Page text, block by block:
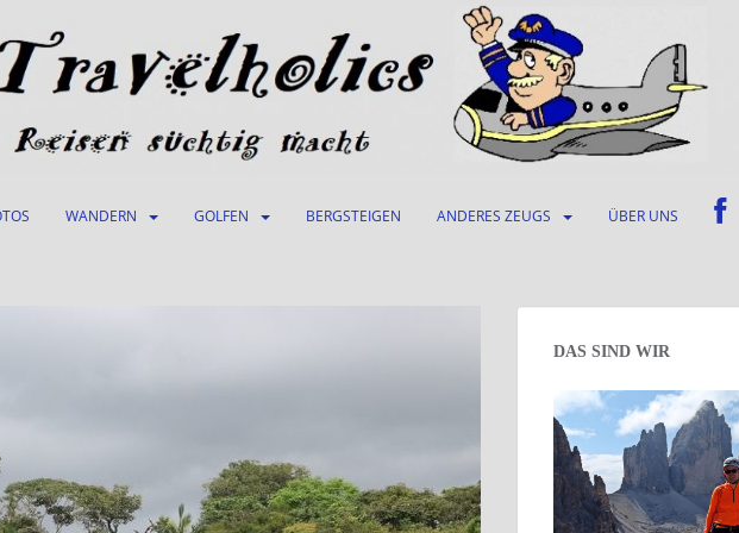
WANDERN GOLFEN BERGSTEIGEN ANDERES ZEUGS ÜBER UNS
DAS SIND WIR